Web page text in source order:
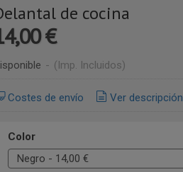
de cocina
€
- (Imp. Incluidos)
Costes de envío Ver descripción
Color